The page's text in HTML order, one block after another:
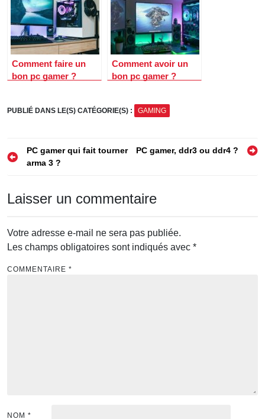
Comment faire un
bon pc gamer ?
Comment avoir un
bon pc gamer ?
PUBLIÉ DANS LE(S) CATÉGORIE(S) : GAMING
Navigation
PC gamer qui fait tourner
arma 3 ?
PC gamer, ddr3 ou ddr4 ?
Laisser un commentaire
Votre adresse e-mail ne sera pas publiée.
Les champs obligatoires sont indiqués avec *
COMMENTAIRE *
NOM *